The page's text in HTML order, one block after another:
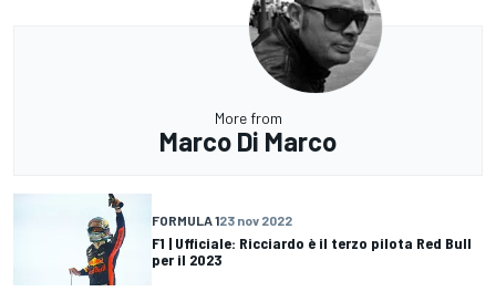
More from
Marco Di Marco
FORMULA 123 nov 2022
F1 | Ufficiale: Ricciardo è il terzo pilota Red Bull
per il 2023